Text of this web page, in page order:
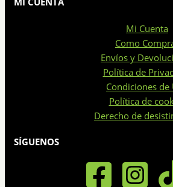
Mi Cuenta
Como
Envíos y
Política de
Condiciones de
Política de
Derecho de
SÍGUENOS